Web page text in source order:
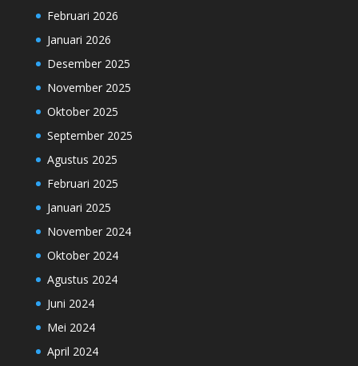
Februari 2026
Januari 2026
Desember 2025
November 2025
Oktober 2025
September 2025
Agustus 2025
Februari 2025
Januari 2025
November 2024
Oktober 2024
Agustus 2024
Juni 2024
Mei 2024
April 2024